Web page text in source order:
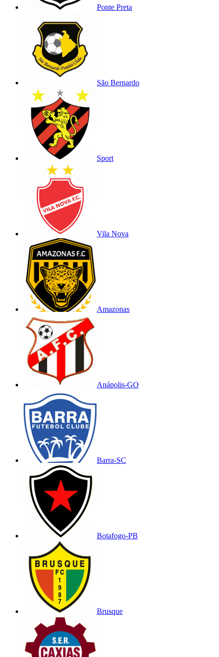
Ponte Preta
São Bernardo
Sport
Vila Nova
Amazonas
Anápolis-GO
Barra-SC
Botafogo-PB
Brusque